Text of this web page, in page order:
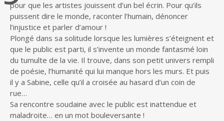
pour que les artistes jouissent d’un bel écrin. Pour qu’ils
puissent dire le monde, raconter l’humain, dénoncer
l’injustice et parler d’amour !
Plongé dans sa solitude lorsque les lumières s’éteignent et
que le public est parti, il s’invente un monde fantasmé loin
du tumulte de la vie. Il trouve, dans son petit univers rempli
de poésie, l’humanité qui lui manque hors les murs. Et puis
il y a Sabine, celle qu’il a croisée au hasard d’un coin de
rue…
Sa rencontre soudaine avec le public est inattendue et
maladroite… en un mot bouleversante !